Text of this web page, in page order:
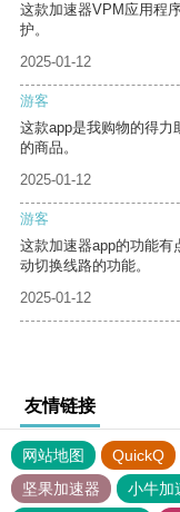
这款加速器VPM应用程
护。
2025-01-12
游客
这款app是我购物的得力
的商品。
2025-01-12
游客
这款加速器app的功能有
动切换线路的功能。
2025-01-12
友情链接
网站地图 QuickQ
坚果加速器
小牛加